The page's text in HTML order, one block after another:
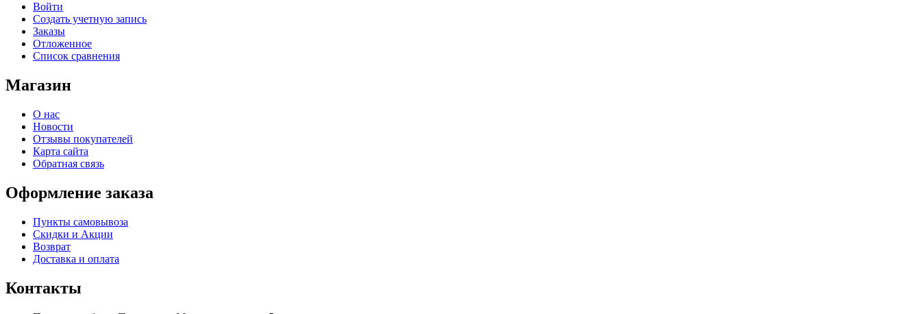
Войти
Создать учетную запись
Заказы
Отложенное
Список сравнения
Магазин
О нас
Новости
Отзывы покупателей
Карта сайта
Обратная связь
Оформление заказа
Пункты самовывоза
Скидки и Акции
Возврат
Доставка и оплата
Контакты